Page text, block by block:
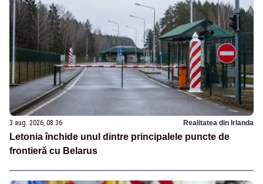
3 aug. 2026, 08:36 Realitatea din Irlanda
Letonia închide unul dintre principalele puncte de
frontieră cu Belarus